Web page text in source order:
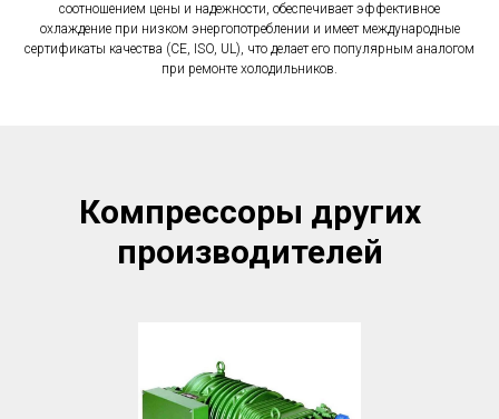
соотношением цены и надежности, обеспечивает эффективное
охлаждение при низком энергопотреблении и имеет международные
сертификаты качества (CE, ISO, UL), что делает его популярным аналогом
при ремонте холодильников.
Компрессоры других
производителей